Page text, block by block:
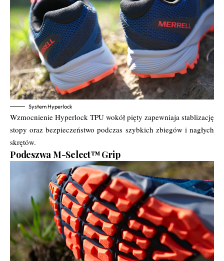
System Hyperlock
Wzmocnienie Hyperlock TPU wokół pięty zapewniaja stablizację
stopy oraz bezpieczeństwo podczas szybkich zbiegów i nagłych
skrętów.
Podeszwa M-Select™ Grip